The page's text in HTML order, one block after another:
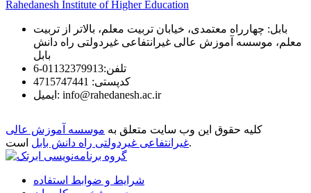
بابل: چهارراه معتمدی، خیابان تربیت معلم، بالاتر از تربیت
معلم، موسسه آموزش عالی غیرانتفاعی غیردولتی راه دانش
بابل
تلفن:01132379913-6
كدپستی: 4715747441
ایمیل: info@rahedanesh.ac.ir
کلیه حقوق این وب سایت متعلق به موسسه آموزش عالی
غیرانتفاعی غیردولتی راه دانش بابلاست.
شرایط و ضوابط استفاده